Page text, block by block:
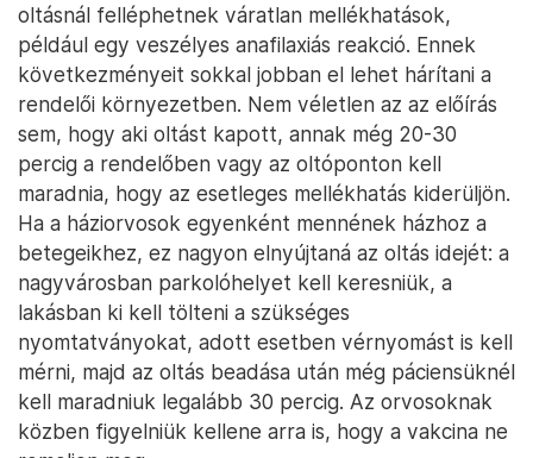
oltásnál felléphetnek váratlan mellékhatások,
például egy veszélyes anafilaxiás reakció. Ennek
következményeit sokkal jobban el lehet hárítani a
rendelői környezetben. Nem véletlen az az előírás
sem, hogy aki oltást kapott, annak még 20-30
percig a rendelőben vagy az oltóponton kell
maradnia, hogy az esetleges mellékhatás kiderüljön.
Ha a háziorvosok egyenként mennének házhoz a
betegeikhez, ez nagyon elnyújtaná az oltás idejét: a
nagyvárosban parkolóhelyet kell keresniük, a
lakásban ki kell tölteni a szükséges
nyomtatványokat, adott esetben vérnyomást is kell
mérni, majd az oltás beadása után még páciensüknél
kell maradniuk legalább 30 percig. Az orvosoknak
közben figyelniük kellene arra is, hogy a vakcina ne